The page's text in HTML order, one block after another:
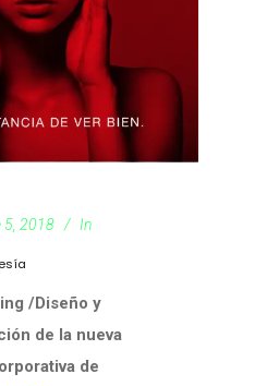
5, 2018 In
/Diseño y
de la nueva
de